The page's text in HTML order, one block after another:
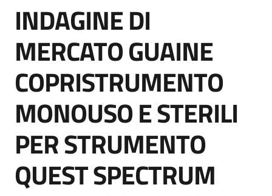
e
strumenti
acquisto
Supporto
Piattaforme
telematiche
Salta al contenuto
INDAGINE DI
MERCATO GUAINE
COPRISTRUMENTO
MONOUSO E STERILI
PER STRUMENTO
QUEST SPECTRUM